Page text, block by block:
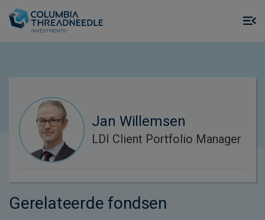
Jan Willemsen
LDI Client Portfolio Manager
Gerelateerde fondsen